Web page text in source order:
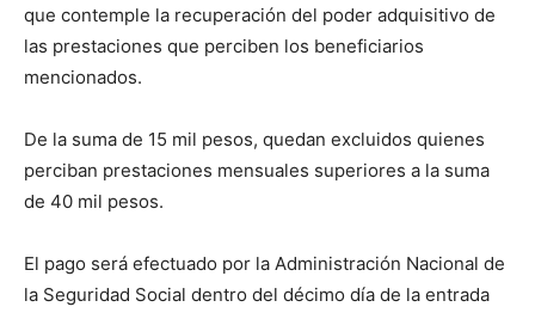
que contemple la recuperación del poder adquisitivo de
las prestaciones que perciben los beneficiarios
mencionados.
De la suma de 15 mil pesos, quedan excluidos quienes
perciban prestaciones mensuales superiores a la suma
de 40 mil pesos.
El pago será efectuado por la Administración Nacional de
la Seguridad Social dentro del décimo día de la entrada